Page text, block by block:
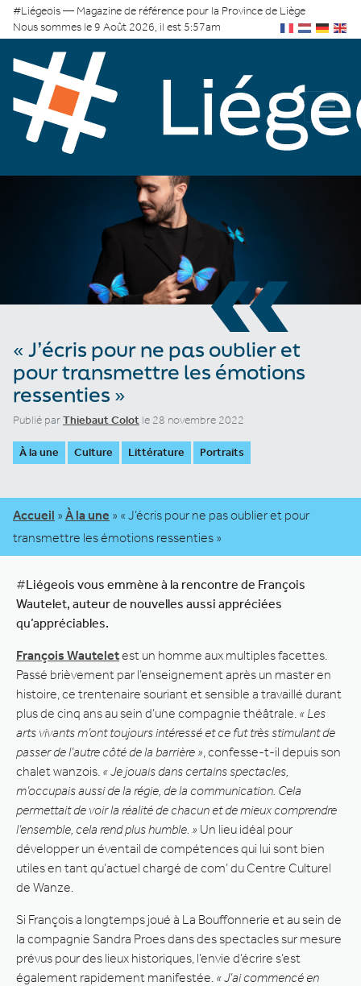
#Liégeois — Magazine de référence pour la Province de Liège
Nous sommes le 9 Août 2026, il est 5:57am
«
« J’écris pour ne pas oublier et
pour transmettre les émotions
ressenties »
Publié parThiebaut Colot le 28 novembre 2022
À la une Culture Littérature Portraits
Accueil » À la une » « J’écris pour ne pas oublier et pour
transmettre les émotions ressenties »
#Liégeois vous emmène à la rencontre de François
Wautelet, auteur de nouvelles aussi appréciées
qu’appréciables.
François Wauteletest un homme aux multiples facettes.
Passé brièvement par l’enseignement après un master en
histoire, ce trentenaire souriant et sensible a travaillé durant
plus de cinq ans au sein d’une compagnie théâtrale. « Les
arts vivants m’ont toujours intéressé et ce fut très stimulant de
passer de l’autre côté de la barrière » , confesse-t-il depuis son
chalet wanzois. « Je jouais dans certains spectacles,
m’occupais aussi de la régie, de la communication. Cela
permettait de voir la réalité de chacun et de mieux comprendre
l’ensemble, cela rend plus humble. » Un lieu idéal pour
développer un éventail de compétences qui lui sont bien
utiles en tant qu’actuel chargé de com’ du Centre Culturel
de Wanze.
Si François a longtemps joué à La Bouffonnerie et au sein de
la compagnie Sandra Proes dans des spectacles sur mesure
prévus pour des lieux historiques, l’envie d’écrire s’est
également rapidement manifestée. « J’ai commencé en